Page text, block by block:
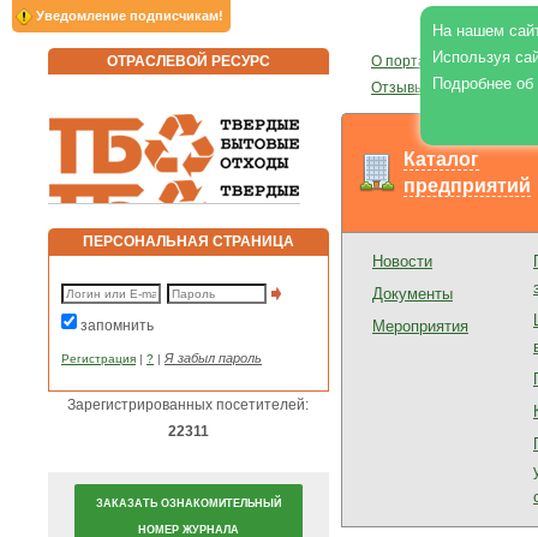
Уведомление подписчикам!
На нашем
Используя
Подробнее
ОТРАСЛЕВОЙ РЕСУРС О портале| О журнале|
Отзывы
| Реклама на
ПЕРСОНАЛЬНАЯ СТРАНИЦА
запомнить
Регистрация | ? | Я забыл пароль
Зарегистрированных посетителей:
22311
ЗАКАЗАТЬ ОЗНАКОМИТЕЛЬНЫЙ
НОМЕР ЖУРНАЛА
Каталог
предприятий
Новости
Документы
Мероприятия